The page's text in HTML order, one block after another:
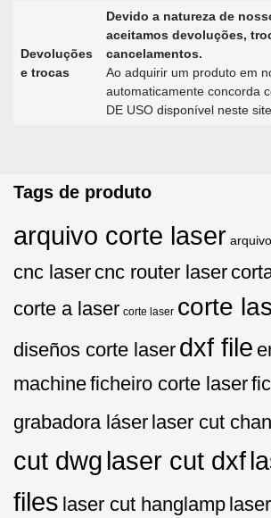
Devoluções
e trocas
Devido a natureza de
aceitamos devoluções,
cancelamentos.
Ao adquirir um produto em
automaticamente concorda
DE USO disponível neste
Tags de produto
arquivo corte laser
cnc laser cnc router laser
corte a laser corte laser corte
diseños corte laser dxf file
machineficheiro corte laser
grabadora láser laser cut
cut dwg laser cut dxf
files laser cut hanglamp